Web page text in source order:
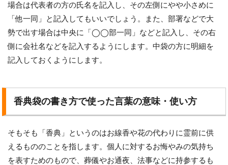
場合は代表者の方の氏名を記入し、その左側にやや小さめに
「他一同」と記入してもいいでしょう。また、部署などで大
勢で出す場合は中央に「◯◯部一同」などと記入し、その右
側に会社名などを記入するようにします。中袋の方に明細を
記入しておくようにします。
香典袋の書き方で使った言葉の意味・使い方
そもそも「香典」というのはお線香や花の代わりに霊前に供
えるもののことを指します。個人に対するお悔やみの気持ち
を表すためのもので、葬儀やお通夜、法事などに持参するも